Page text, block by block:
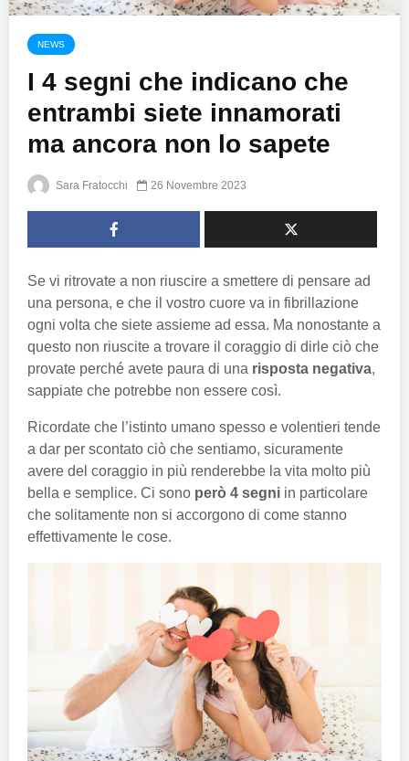
NEWS
I 4 segni che indicano che
entrambi siete innamorati
ma ancora non lo sapete
Sara Fratocchi 26 Novembre 2023
Se vi ritrovate a non riuscire a smettere di pensare ad
una persona, e che il vostro cuore va in fibrillazione
ogni volta che siete assieme ad essa. Ma nonostante a
questo non riuscite a trovare il coraggio di dirle ciò che
provate perché avete paura di una risposta negativa,
sappiate che potrebbe non essere così.
Ricordate che l’istinto umano spesso e volentieri tende
a dar per scontato ciò che sentiamo, sicuramente
avere del coraggio in più renderebbe la vita molto più
bella e semplice. Ci sono però 4 segni in particolare
che solitamente non si accorgono di come stanno
effettivamente le cose.